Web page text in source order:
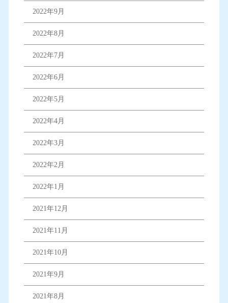
2022年9月
2022年8月
2022年7月
2022年6月
2022年5月
2022年4月
2022年3月
2022年2月
2022年1月
2021年12月
2021年11月
2021年10月
2021年9月
2021年8月